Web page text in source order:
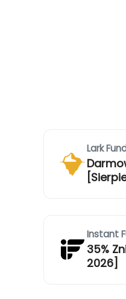
Lark
Instant
35%
2026]